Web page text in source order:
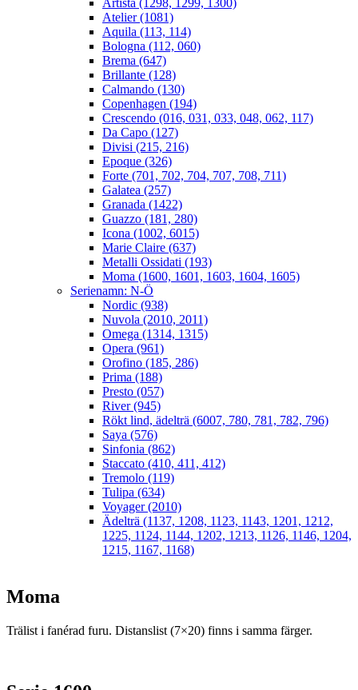
Artista (1298, 1299, 1300)
Atelier (1081)
Aquila (113, 114)
Bologna (112, 060)
Brema (647)
Brillante (128)
Calmando (130)
Copenhagen (194)
Crescendo (016, 031, 033, 048, 062, 117)
Da Capo (127)
Divisi (215, 216)
Epoque (326)
Forte (701, 702, 704, 707, 708, 711)
Galatea (257)
Granada (1422)
Guazzo (181, 280)
Icona (1002, 6015)
Marie Claire (637)
Metalli Ossidati (193)
Moma (1600, 1601, 1603, 1604, 1605)
Serienamn: N-Ö
Nordic (938)
Nuvola (2010, 2011)
Omega (1314, 1315)
Opera (961)
Orofino (185, 286)
Prima (188)
Presto (057)
River (945)
Rökt lind, ädelträ (6007, 780, 781, 782, 796)
Saya (576)
Sinfonia (862)
Staccato (410, 411, 412)
Tremolo (119)
Tulipa (634)
Voyager (2010)
Ädelträ (1137, 1208, 1123, 1143, 1201, 1212,
1225, 1124, 1144, 1202, 1213, 1126, 1146, 1204,
1215, 1167, 1168)
Moma
Trälist i fanérad furu. Distanslist (7×20) finns i samma färger.